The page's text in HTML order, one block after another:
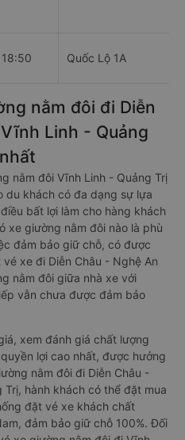
Quốc Lộ 1A
nằm đôi đi Diễn
Linh - Quảng
nằm đôi Vĩnh Linh - Quảng Trị
du khách có đa dạng sự lựa
bất lợi làm cho hàng khách
xe giường nằm đôi nào là phù
đảm bảo giữ chỗ, có được
xe đi Diễn Châu - Nghệ An
nằm đôi giữa nhà xe với
vẫn chưa được đảm bảo
xem đánh giá chất lượng
lợi cao nhất, được hưởng
nằm đôi đi Diễn Châu -
hành khách có thể đặt mua
đặt vé xe khách chất
đảm bảo giữ chỗ 100%. Đối